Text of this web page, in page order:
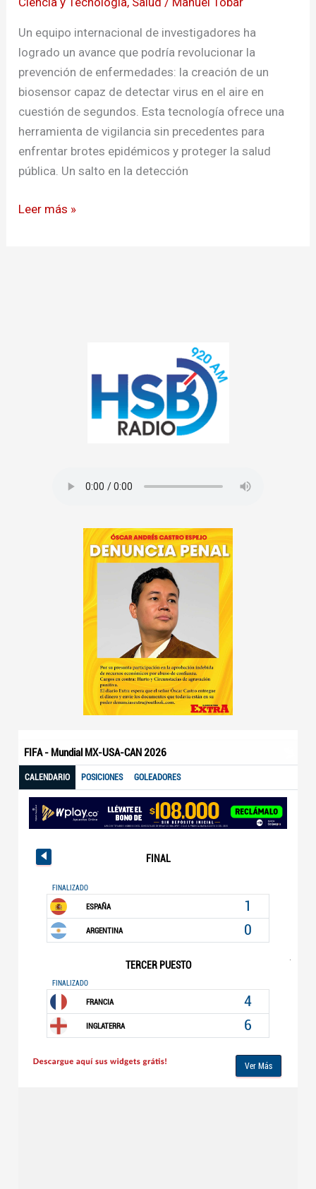
Un equipo internacional de investigadores ha
logrado un avance que podría revolucionar la
prevención de enfermedades: la creación de un
biosensor capaz de detectar virus en el aire en
cuestión de segundos. Esta tecnología ofrece una
herramienta de vigilancia sin precedentes para
enfrentar brotes epidémicos y proteger la salud
pública. Un salto en la detección
virus
en
el
aire
Leer más »